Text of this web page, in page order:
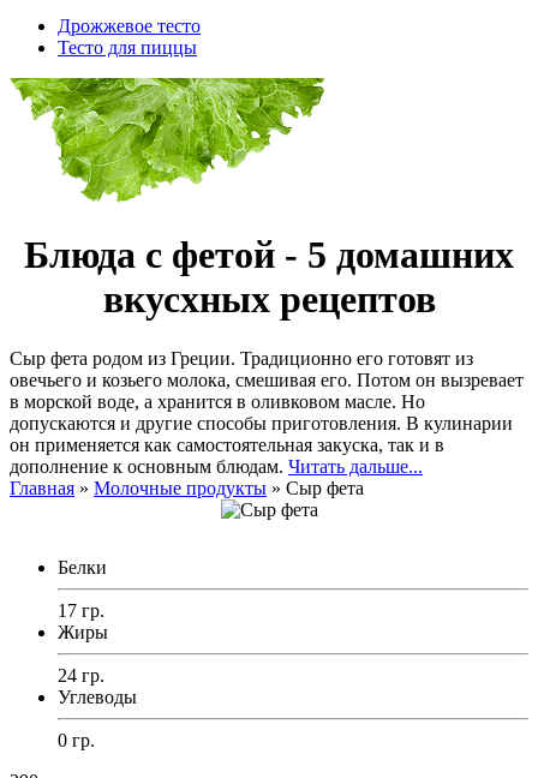
Дрожжевое тесто
Тесто для пиццы
Блюда с фетой - 5 домашних
вкусхных рецептов
Сыр фета родом из Греции. Традиционно его готовят из
овечьего и козьего молока, смешивая его. Потом он вызревает
в морской воде, а хранится в оливковом масле. Но
допускаются и другие способы приготовления. В кулинарии
он применяется как самостоятельная закуска, так и в
дополнение к основным блюдам. Читать дальше...
Главная » Молочные продукты » Сыр фета
Белки
17 гр.
Жиры
24 гр.
Углеводы
0 гр.